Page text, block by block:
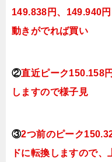
149.838円、149.940
動きがでれば買い
②直近ピーク150.158
し ますので様子見
③2つ前のピーク
ドに転換 しますので、